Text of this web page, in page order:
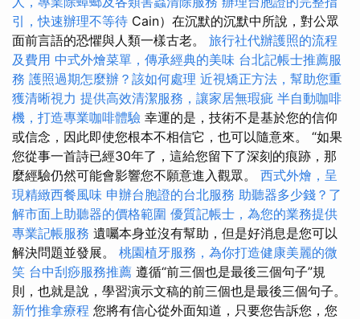
引，快速辦理不等待 Cain）在沉默的沉默中所說，對公眾
面前言語的恐懼與人類一樣古老。 旅行社代辦護照的流程
及費用 中式外燴菜單，傳承經典的美味 台北記帳士推薦服
務 護照過期怎麼辦？該如何處理 近視矯正方法，幫助您重
獲清晰視力 提供高效清潔服務，讓家居無瑕疵 半自動咖啡
機，打造專業咖啡體驗 幸運的是，技術不是基於您的信仰
或信念，因此即使您根本不相信它，也可以隨意來。 “如果
您從事一首詩已經30年了，這給您留下了深刻的痕跡，那
麼經驗仍然可能會影響您不願意進入觀眾。 西式外燴，呈
現精緻西餐風味 申辦台胞證的台北服務 助聽器多少錢？了
解市面上助聽器的價格範圍 優質記帳士，為您的業務提供
專業記帳服務 遺囑本身並沒有幫助，但是好消息是您可以
解決問題並發展。 桃園植牙服務，為你打造健康美麗的微
笑 台中刮痧服務推薦 遵循“前三個也是最後三個句子”規
則，也就是說，學習演示文稿的前三個也是最後三個句子。
新竹推拿療程 您將有信心從外面知道，只要您告訴您，您